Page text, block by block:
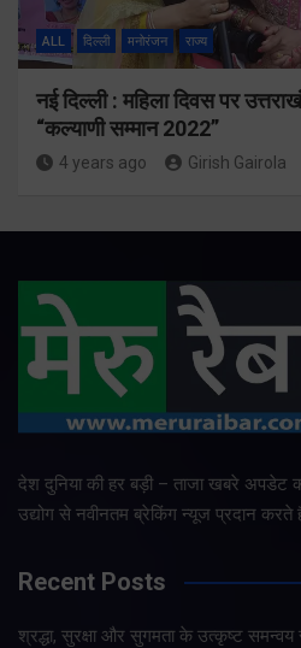
ALL दिल्ली मनोरंजन राज्य
नई दिल्ली : महिला दिवस पर
“कल्याणी सम्मान 2022”
4 years ago Girish Gairola
देश दुनिया की हर बड़ी – ताजा खबरे
उद्योग से नवीनतम ब्रेकिंग न्यूज प्रदान करते
Recent Posts
श्रद्धा, सुरक्षा और सुगमता के उत्कृष्ट समन्वय